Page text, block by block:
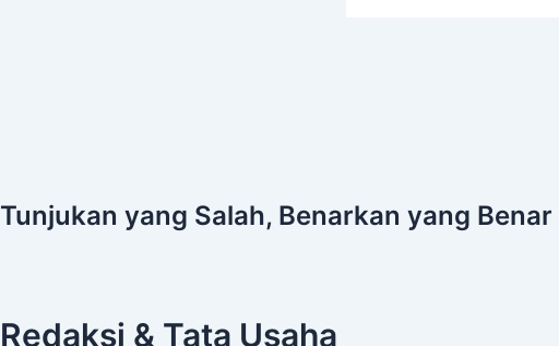
Tunjukan yang Salah, Benarkan yang Benar
Redaksi & Tata Usaha